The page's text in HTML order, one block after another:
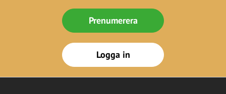
Prenumerera
Logga in